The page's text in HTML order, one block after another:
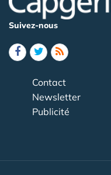
Suivez-nous
Contact
Newsletter
Publicité